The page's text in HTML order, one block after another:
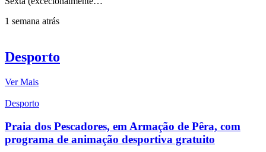
1 semana atrás
Desporto
Ver Mais
Desporto
Praia dos Pescadores, em Armação de Pêra, com
programa de animação desportiva gratuito